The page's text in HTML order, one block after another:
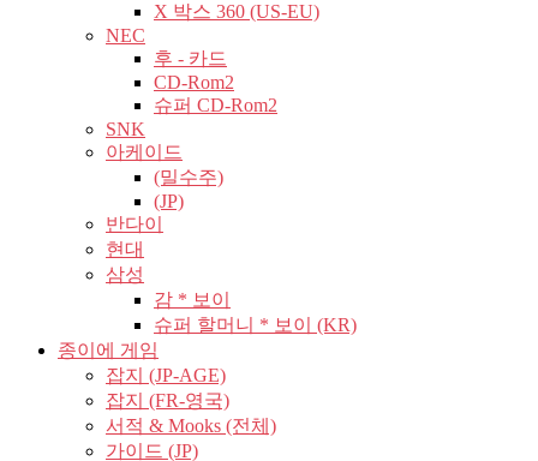
X 박스 360 (US-EU)
NEC
후 - 카드
CD-Rom2
슈퍼 CD-Rom2
SNK
아케이드
(밀수주)
(JP)
반다이
현대
삼성
감 * 보이
슈퍼 할머니 * 보이 (KR)
종이에 게임
잡지 (JP-AGE)
잡지 (FR-영국)
서적 & Mooks (전체)
가이드 (JP)